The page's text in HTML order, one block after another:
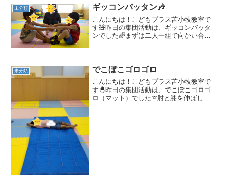
に歩き🐊なぜか密集...
未分類 ギッコンバッタン🎶
こんにちは！こどもプラス苫小牧教室で
す🧸昨日の集団活動は、ギッコンバッタ
ンでした🌈まずは二人一組で向かい合っ
ているお友達だけではな...
未分類 でこぼこゴロゴロ
こんにちは！こどもプラス苫小牧教室で
す🐣昨日の集団活動は、でこぼこゴロゴ
ロ（マット）でした➰肘と膝を伸ばして